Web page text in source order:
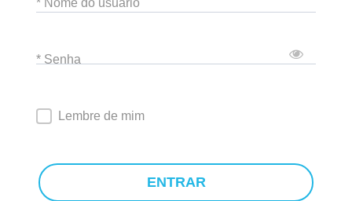
* Senha
Lembre de mim
ENTRAR